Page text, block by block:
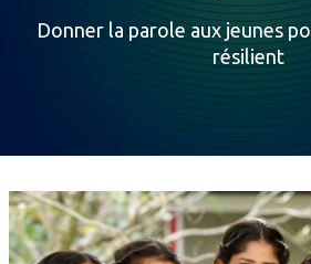
Donner la parole aux jeunes
résilient